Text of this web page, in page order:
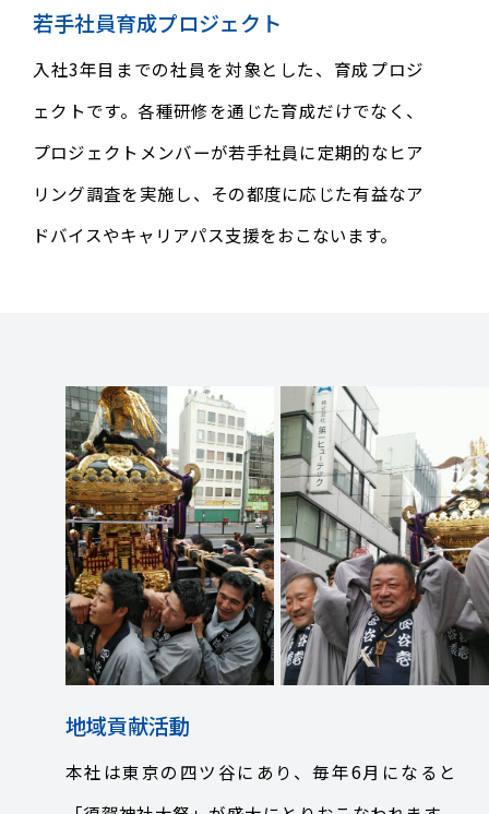
TOP
お知らせ
事業案内
実績紹介
DXへの取り組み
その他の取り組み
社長メッセージ
CSRの取り組み
電子公告
協力会社向け情報
協力会社向けサイト(PW必須）
書式ダウンロード（安全衛生管理規則掲載）
お問い合わせフォーム RECRUIT
若手社員育成プロジェクト
入社3年目までの社員を対象とした、育成プロジ
ェクトです。各種研修を通じた育成だけでなく、
プロジェクトメンバーが若手社員に定期的なヒア
リング調査を実施し、その都度に応じた有益なア
ドバイスやキャリアパス支援をおこないます。
地域貢献活動
本社は東京の四ツ谷にあり、毎年6月になると